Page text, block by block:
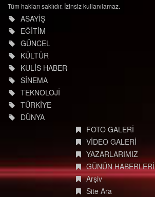
Tüm hakları saklıdır. İzinsiz kullanılamaz.
ASAYİŞ
EĞİTİM
GÜNCEL
KÜLTÜR
KULİS HABER
SİNEMA
TEKNOLOJİ
TÜRKİYE
DÜNYA
FOTO GALERİ
VİDEO GALERİ
YAZARLARIMIZ
GÜNÜN HABERLERİ
Arşiv
Site Ara